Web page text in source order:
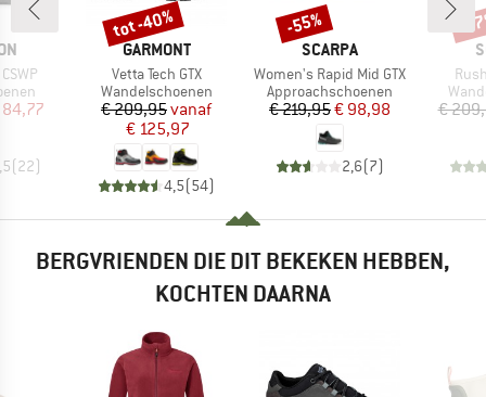
prijs
(22)
MERK
GARMONT
Artikel
Vetta Tech GTX
Productgroep
Wandelschoenen
Prijs
€ 209,95Verlaagde prijs
vanaf
€ 125,97
4,5(54)
Korting
tot -40%
MERK
SCARPA
Artikel
Women's Rapid Mid GTX
Productgroep
Approachschoenen
Prijs
€ 219,95Verlaagde prijs
€ 98,98
2,6(7)
Korting
-55%
€
-
BERGVRIENDEN DIE DIT BEKEKEN HEBBEN,
KOCHTEN DAARNA